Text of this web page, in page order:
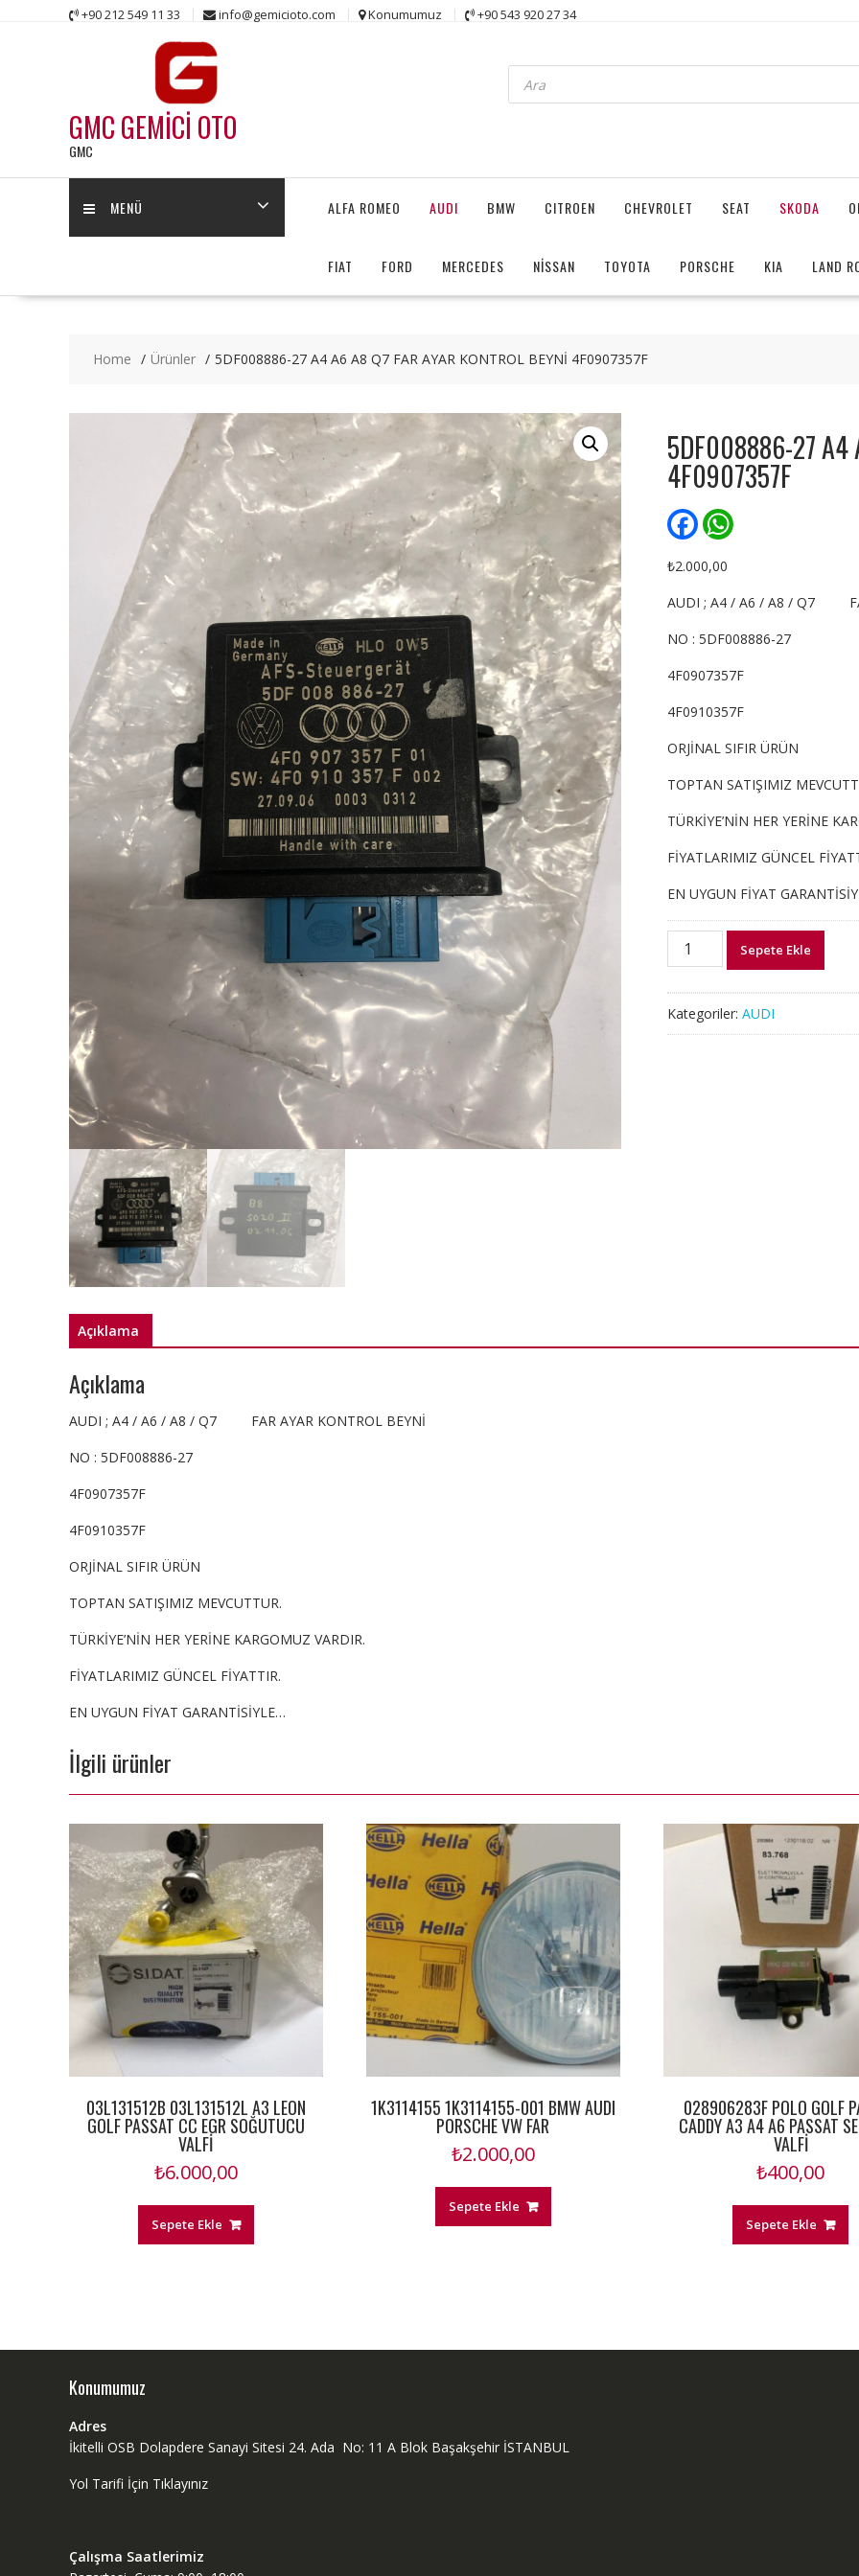
+90 212 549 11 33 info@gemicioto.com Konumumuz +90 543 920 27 34
GMC GEMİCİ OTO
GMC
Products
search
MENÜ ALFA ROMEO AUDI BMW CITROEN CHEVROLET SEAT SKODA
FIAT FORD MERCEDES NİSSAN TOYOTA PORSCHE KIA LAND
Home Ürünler 5DF008886-27 A4 A6 A8 Q7 FAR AYAR KONTROL BEYNİ 4F0907357F
5DF008886-27 A4
4F0907357F
F
a
e
b
o
p
₺2.000,00
AUDI ; A4 / A6 / A8 / Q7
NO : 5DF008886-27
4F0907357F
4F0910357F
ORJİNAL SIFIR ÜRÜN
TOPTAN SATIŞIMIZ
TÜRKİYE’NİN HER YERİNE
FİYATLARIMIZ GÜNCEL
EN UYGUN FİYAT
5DF008886-
A8
Sepete Ekle
Kategoriler: AUDI
Açıklama
Açıklama
AUDI ; A4 / A6 / A8 / Q7 FAR AYAR KONTROL BEYNİ
NO : 5DF008886-27
4F0907357F
4F0910357F
ORJİNAL SIFIR ÜRÜN
TOPTAN SATIŞIMIZ MEVCUTTUR.
TÜRKİYE’NİN HER YERİNE KARGOMUZ VARDIR.
FİYATLARIMIZ GÜNCEL FİYATTIR.
EN UYGUN FİYAT GARANTİSİYLE…
İlgili ürünler
03L131512B 03L131512L A3 LEON
GOLF PASSAT CC EGR SOĞUTUCU
VALFİ
₺6.000,00
Sepete Ekle
1K3114155 1K3114155-001 BMW AUDI
PORSCHE VW FAR
₺2.000,00
Sepete Ekle
028906283F POLO GOLF
CADDY A3 A4 A6 PASSAT
VALFİ
₺400,00
Sepete Ekle
Konumumuz
Adres
İkitelli OSB Dolapdere Sanayi Sitesi 24. Ada No: 11 A Blok Başakşehir İSTANBUL
Yol Tarifi İçin Tıklayınız
Çalışma Saatlerimiz